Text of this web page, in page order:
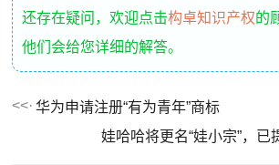
还存在疑问，欢迎点击构卓知识产权的
他们会给您详细的解答。
华为申请注册“有为青年”商标
娃哈哈将更名“娃小宗”，已